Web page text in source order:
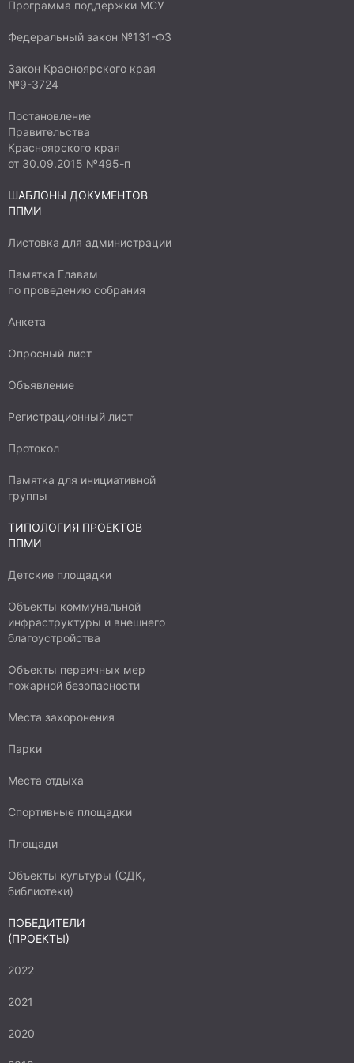
Программа поддержки МСУ
Федеральный закон №131-ФЗ
Закон Красноярского края
№9-3724
Постановление
Правительства
Красноярского края
от 30.09.2015 №495-п
ШАБЛОНЫ ДОКУМЕНТОВ
ППМИ
Листовка для администрации
Памятка Главам
по проведению собрания
Анкета
Опросный лист
Объявление
Регистрационный лист
Протокол
Памятка для инициативной
группы
ТИПОЛОГИЯ ПРОЕКТОВ
ППМИ
Детские площадки
Объекты коммунальной
инфраструктуры и внешнего
благоустройства
Объекты первичных мер
пожарной безопасности
Места захоронения
Парки
Места отдыха
Спортивные площадки
Площади
Объекты культуры (СДК,
библиотеки)
ПОБЕДИТЕЛИ
(ПРОЕКТЫ)
2022
2021
2020